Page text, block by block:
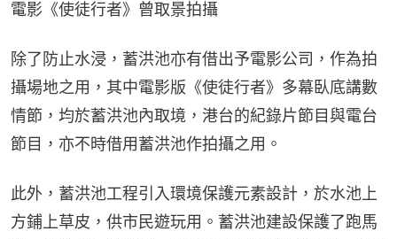
電影《使徒行者》曾取景拍攝
除了防止水浸，蓄洪池亦有借出予電影公司，作為拍
攝場地之用，其中電影版《使徒行者》多幕臥底講數
情節，均於蓄洪池內取境，港台的紀錄片節目與電台
節目，亦不時借用蓄洪池作拍攝之用。
此外，蓄洪池工程引入環境保護元素設計，於水池上
方鋪上草皮，供市民遊玩用。蓄洪池建設保護了跑馬